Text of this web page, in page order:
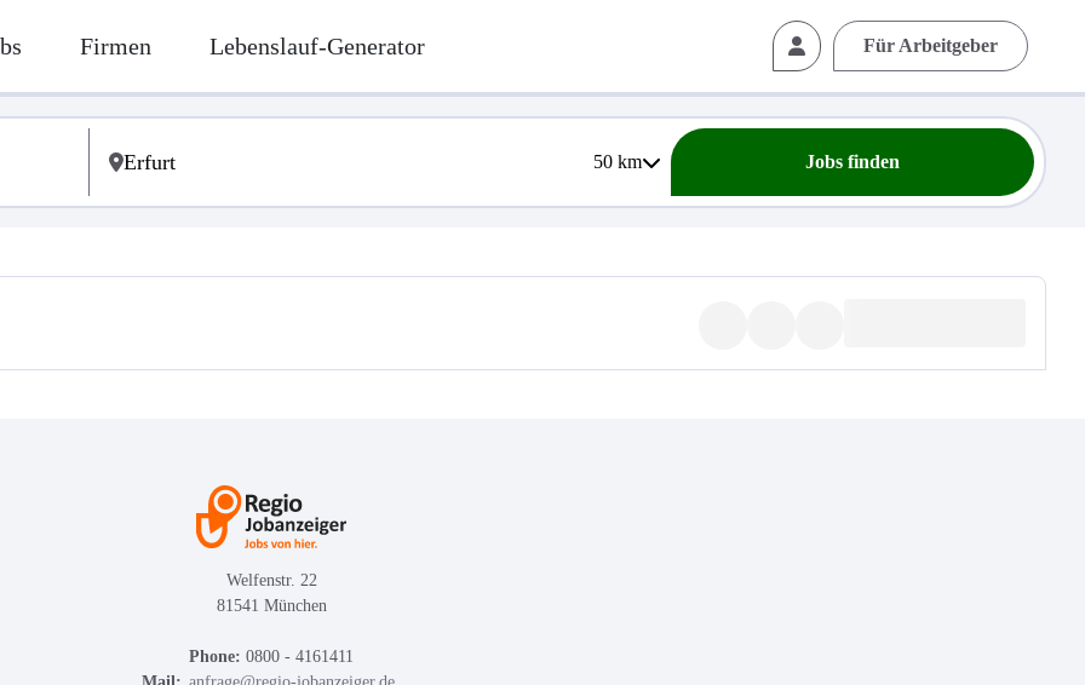
Firmen Lebenslauf-Generator Für Arbeitgeber
50km Jobs finden
Welfenstr. 22
81541 München
Phone: 0800 - 4161411